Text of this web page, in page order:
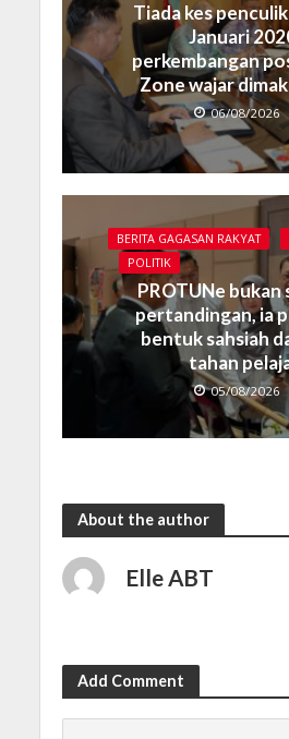
Tiada kes
Januari
perkembangan
Zone wajar
06/08/2026
BERITA GAGASAN RAKYAT
POLITIK
PROTUNe bukan
pertandingan, ia
bentuk sahsiah
tahan
05/08/2026
About the author
Elle ABT
Add Comment